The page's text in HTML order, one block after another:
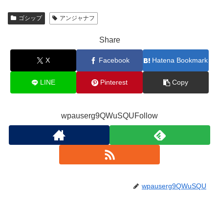
ゴシップ アンジャナフ
Share
X Facebook Hatena Bookmark
LINE Pinterest Copy
wpauserg9QWuSQUFollow
wpauserg9QWuSQU